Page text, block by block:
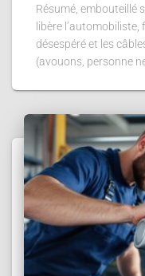
Résumé, embouteillé
libère l’automobiliste,
désespéré et les
(avouons, personne